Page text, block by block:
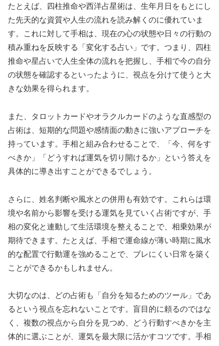
たとえば、四柱推命や西洋占星術は、生年月日をもとにし
た先天的な資質や人生の流れを読み解くのに優れていま
す。これに対して手相は、現在の心の状態や日々の行動の
積み重ねを反映する「変化する占い」です。つまり、四柱
推命や星占いで人生全体の流れを把握し、手相で今の自分
の状態を確認するといったように、視点を分けて使うと大
きな効果を得られます。
また、タロットカードやオラクルカードのような直感型の
占術は、短期的な問題や感情面の動きに強いアプローチを
持っています。手相と組み合わせることで、「今、何をす
べきか」「どうすれば運気を切り開けるか」という答えを
具体的に導き出すことができるでしょう。
さらに、姓名判断や風水との併用も有効です。これらは環
境や名前から影響を受ける運気を見ていく占術ですが、手
相の変化と連動して生活環境を整えることで、相乗効果が
期待できます。たとえば、手相で運命線が薄い時期に風水
的な配置で行動運を強めることで、ブレにくい日常を築く
ことができるかもしれません。
大切なのは、どの占術も「自分を知るためのツール」であ
るという視点を忘れないことです。盲目的に頼るのではな
く、複数の視点から自分を見つめ、どう行動すべきかを主
体的に選ぶことが、運気を最大限に活かすコツです。手相